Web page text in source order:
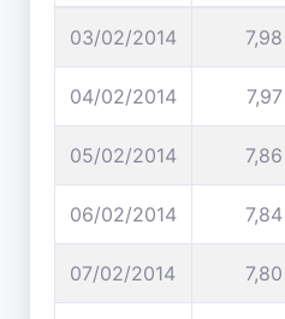
03/02/2014 7,98
04/02/2014 7,97
05/02/2014 7,86
06/02/2014 7,84
07/02/2014 7,80